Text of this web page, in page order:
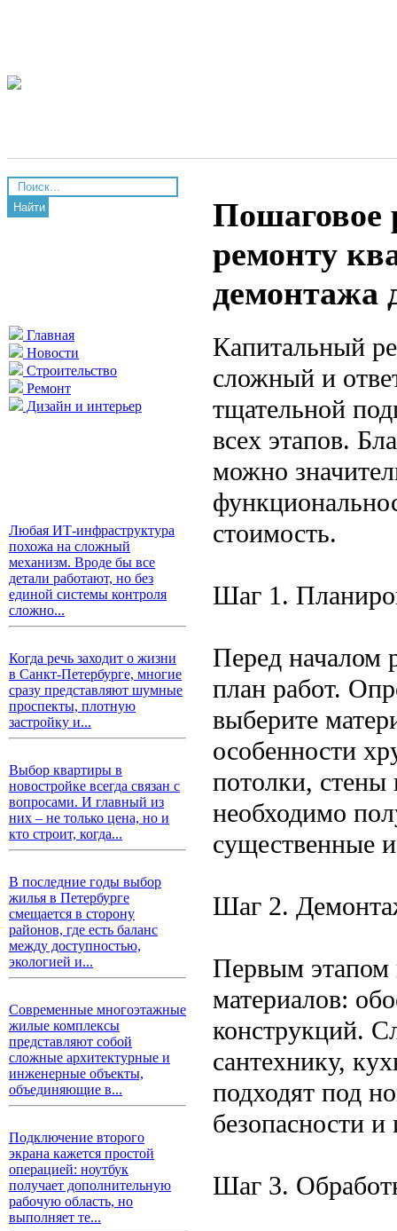
Найти
Главная
Новости
Строительство
Ремонт
Дизайн и интерьер
Любая ИТ-инфраструктура
похожа на сложный
механизм. Вроде бы все
детали работают, но без
единой системы контроля
сложно...
Когда речь заходит о жизни
в Санкт-Петербурге, многие
сразу представляют шумные
проспекты, плотную
застройку и...
Выбор квартиры в
новостройке всегда связан с
вопросами. И главный из
них – не только цена, но и
кто строит, когда...
В последние годы выбор
жилья в Петербурге
смещается в сторону
районов, где есть баланс
между доступностью,
экологией и...
Современные многоэтажные
жилые комплексы
представляют собой
сложные архитектурные и
инженерные объекты,
объединяющие в...
Подключение второго
экрана кажется простой
операцией: ноутбук
получает дополнительную
рабочую область, но
выполняет те...
Пошаговое
ремонту
демонтажа
Капитальный
сложный и
тщательной
всех этапов.
можно
стоимость.
Шаг 1.
Перед началом
план работ.
выберите
особенности
потолки, стены
необходимо
существенные
Шаг 2.
Первым этапом
материалов:
конструкций.
сантехнику,
подходят под
безопасности и
Шаг 3.